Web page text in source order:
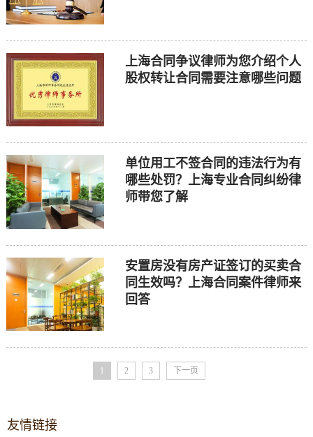
上海合同争议律师为您介绍个人
股权转让合同需要注意哪些问题
单位用工不签合同的违法行为有
哪些处罚？上海专业合同纠纷律
师带您了解
安置房没有房产证签订的买卖合
同生效吗？上海合同案件律师来
回答
1 2 3 下一页
友情链接